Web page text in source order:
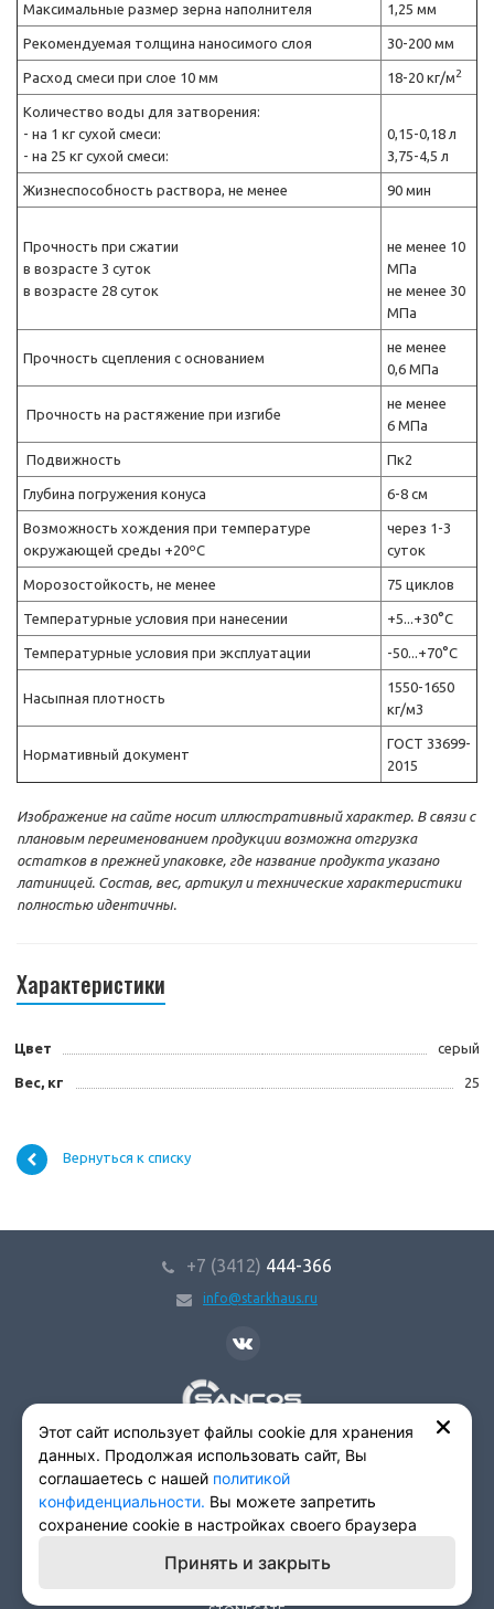
Максимальные размер зерна наполнителя 1,25 мм
Рекомендуемая толщина наносимого слоя 30-200 мм
Расход смеси при слое 10 мм 18-20 кг/м2
Количество воды для затворения:
- на 1 кг сухой смеси:
- на 25 кг сухой смеси:
0,15-0,18 л
3,75-4,5 л
Жизнеспособность раствора, не менее 90 мин
Прочность при сжатии
в возрасте 3 суток
в возрасте 28 суток
не менее 10
МПа
не менее 30
МПа
Прочность сцепления с основанием
не менее
0,6 МПа
Прочность на растяжение при изгибе
не менее
6 МПа
Подвижность Пк2
Глубина погружения конуса 6-8 см
Возможность хождения при температуре
окружающей среды +20ºC
через 1-3
суток
Морозостойкость, не менее 75 циклов
Температурные условия при нанесении +5...+30°С
Температурные условия при эксплуатации -50...+70°С
Насыпная плотность
1550-1650
кг/м3
Нормативный документ
ГОСТ 33699-
2015
Изображение на сайте носит иллюстративный характер. В связи с
плановым переименованием продукции возможна отгрузка
остатков в прежней упаковке, где название продукта указано
латиницей. Состав, вес, артикул и технические характеристики
полностью идентичны.
Характеристики
Цвет серый
Вес, кг 25
Вернуться к списку
+7 (3412) 444-366
info@starkhaus.ru
Группа заводов
STARKHAUS
ИЗКК
АЛЬТАИР
Этот сайт использует файлы cookie для хранения
данных. Продолжая использовать сайт, Вы
соглашаетесь с нашей политикой
конфиденциальности. Вы можете запретить
сохранение cookie в настройках своего браузера
Принять и закрыть